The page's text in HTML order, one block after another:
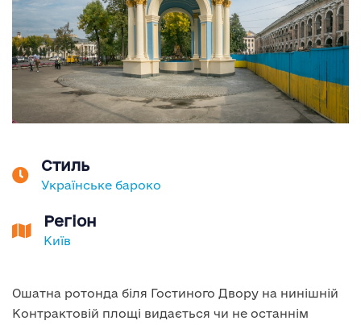
Стиль
Українське бароко
Регіон
Київ
Ошатна ротонда біля Гостиного Двору на нинішній
Контрактовій площі видається чи не останнім